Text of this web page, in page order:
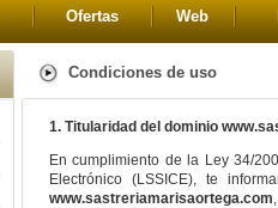
Ofertas Web
Condiciones de uso
1. Titularidad del dominio
En cumplimiento de la Ley 34/
Electrónico (LSSICE), te
www.sastreriamarisaortega.com